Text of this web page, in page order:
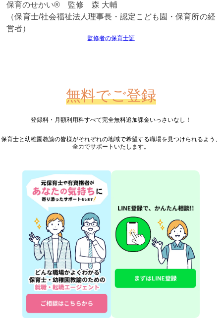
保育のせかい® 監修 森 大輔
（保育士/社会福祉法人理事長・認定こども園・保育所の経
営者）
監修者の保育士証
無料でご登録
登録料・月額利用料すべて完全無料追加課金いっさいなし！
保育士と幼稚園教諭の皆様がそれぞれの地域で希望する職場を見つけられるよう、
全力でサポートいたします。